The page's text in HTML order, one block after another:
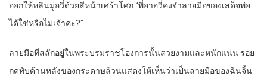
ออกให้หลินมู่อวี่ด้วยสีหน้าเศร้าโศก “พี่อาอวี่คงจำลายมือของเสด็จพ่อ
ได้ใช่หรือไม่เจ้าคะ?”
ลายมือที่สลักอยู่ในพระบรมราชโองการนั้นสวยงามและหนักแน่น รอย
กดทับด้านหลังของกระดาษล้วนแสดงให้เห็นว่าเป็นลายมือของฉินจิ้น